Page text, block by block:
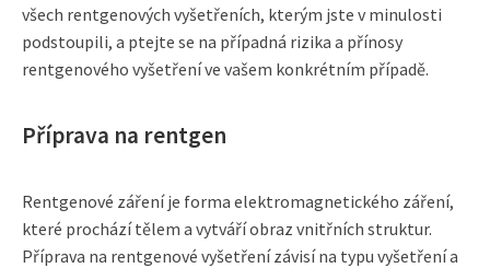
všech rentgenových vyšetřeních, kterým jste v minulosti
podstoupili, a ptejte se na případná rizika a přínosy
rentgenového vyšetření ve vašem konkrétním případě.
Příprava na rentgen
Rentgenové záření je forma elektromagnetického záření,
které prochází tělem a vytváří obraz vnitřních struktur.
Příprava na rentgenové vyšetření závisí na typu vyšetření a